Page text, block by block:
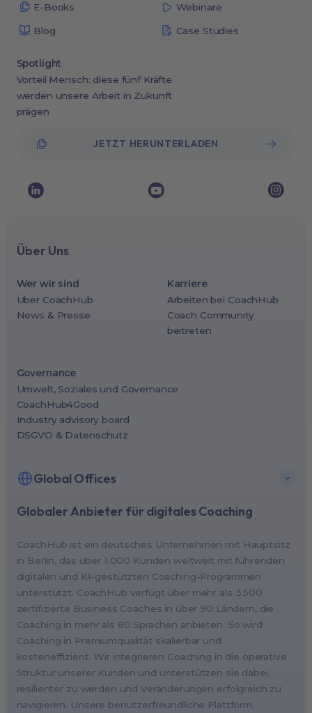
E-Books
Webinare
Blog Case Studies
Spotlight
Vorteil Mensch: diese fünf Kräfte
werden unsere Arbeit in Zukunft
prägen
JETZT HERUNTERLADEN
Globaler Anbieter für digitales Coaching
CoachHub ist ein deutsches Unternehmen mit Hauptsitz
in Berlin, das über 1.000 Kunden weltweit mit führenden
digitalen und KI-gestützten Coaching-Programmen
unterstützt. CoachHub verfügt über mehr als 3.500
zertifizierte Business Coaches in über 90 Ländern, die
Coaching in mehr als 80 Sprachen anbieten. So wird
Coaching in Premiumqualität skalierbar und
kosteneffizient. Wir integrieren Coaching in die operative
Struktur unserer Kunden und unterstützen sie dabei,
resilienter zu werden und Veränderungen erfolgreich zu
navigieren. Unsere benutzerfreundliche Plattform,
Über Uns
Wer wir sind
Über CoachHub
News & Presse
Karriere
Arbeiten bei CoachHub
Coach Community
beitreten
Governance
Umwelt, Soziales und Governance
CoachHub4Good
Industry advisory board
DSGVO & Datenschutz
Global Offices
New York, USA (North America HQ)
London, UK
Paris, France
Melbourne, Australia
Amsterdam, Netherlands
Milan, Italy
Madrid, Spain
Stockholm, Sweden